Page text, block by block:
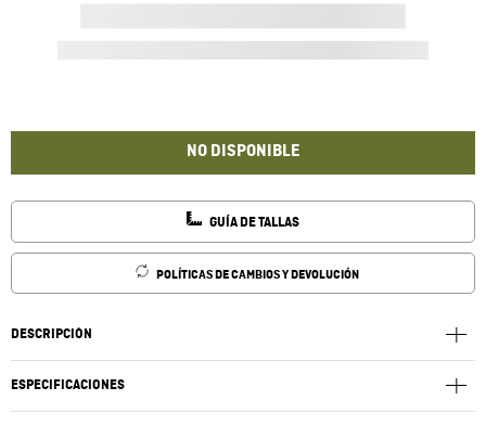
NO DISPONIBLE
GUÍA DE TALLAS
POLÍTICAS DE CAMBIOS Y DEVOLUCIÓN
DESCRIPCIÓN
ESPECIFICACIONES